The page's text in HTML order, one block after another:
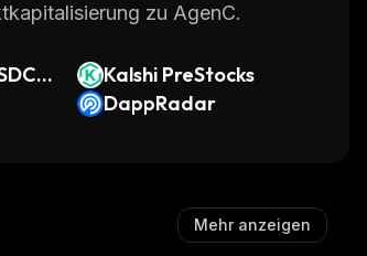
zu AgenC.
Kalshi PreStocks
DappRadar
Mehr anzeigen